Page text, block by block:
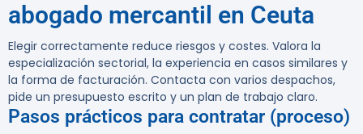
abogado mercantil en Ceuta
Elegir correctamente reduce riesgos y costes. Valora la
especialización sectorial, la experiencia en casos similares y
la forma de facturación. Contacta con varios despachos,
pide un presupuesto escrito y un plan de trabajo claro.
Pasos prácticos para contratar (proceso)